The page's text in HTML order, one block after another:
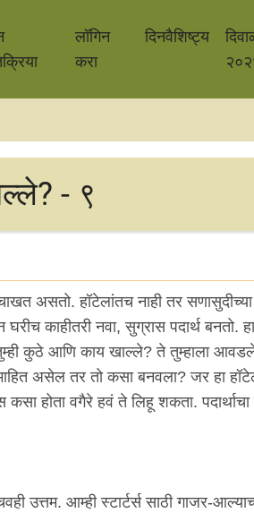
लॉगिन
करा
दिनवैशिष्ट्य
- ९
असतो. हॉटेलांतच नाही तर सणासुदीच्या
काहीतरी नवा, सुग्रास पदार्थ बनतो. हा
कुठे आणि काय खाल्ले? ते तुम्हाला
असेल तर तो कसा बनवला? जर हा
होता वगैरे हवं ते लिहू शकता. पदार्थाचा
उत्तम. आम्ही स्टार्टर्स साठी गाजर-